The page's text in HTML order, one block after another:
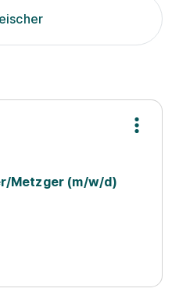
Metzger (m/w/d)